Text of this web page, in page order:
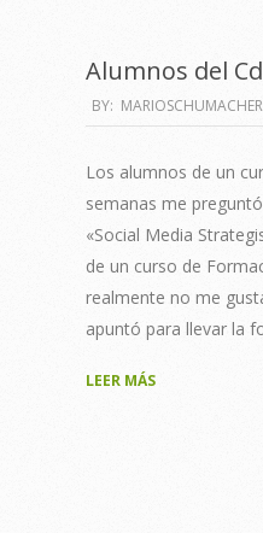
Alumnos del
2012-
12-
15
BY: MARIOSCHUMACHER
Los alumnos de un
semanas me
«Social Media
de un curso de
realmente no me
apuntó para llevar la
LEER MÁS